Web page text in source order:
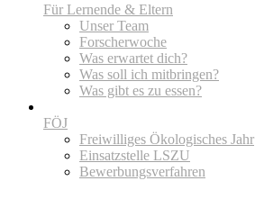
Für Lernende & Eltern
Unser Team
Forscherwoche
Was erwartet dich?
Was soll ich mitbringen?
Was gibt es zu essen?
FÖJ
Freiwilliges Ökologisches Jahr
Einsatzstelle LSZU
Bewerbungsverfahren